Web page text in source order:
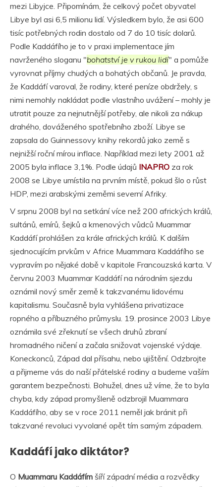
mezi Libyjce. Připomínám, že celkový počet obyvatel
Libye byl asi 6,5 milionu lidí. Výsledkem bylo, že asi 600
tisíc potřebných rodin dostalo od 7 do 10 tisíc dolarů.
Podle Kaddáfího je to v praxi implementace jím
navrženého sloganu "bohatství je v rukou lidí" a pomůže
vyrovnat příjmy chudých a bohatých občanů. Je pravda,
že Kaddáfí varoval, že rodiny, které peníze obdržely, s
nimi nemohly nakládat podle vlastního uvážení – mohly je
utratit pouze za nejnutnější potřeby, ale nikoli za nákup
drahého, dováženého spotřebního zboží. Libye se
zapsala do Guinnessovy knihy rekordů jako země s
nejnižší roční mírou inflace. Například mezi lety 2001 až
2005 byla inflace 3,1%. Podle údajů INAPRO za rok
2008 se Libye umístila na prvním místě, pokud šlo o růst
HDP, mezi arabskými zeměmi severní Afriky.
V srpnu 2008 byl na setkání více než 200 afrických králů,
sultánů, emírů, šejků a kmenových vůdců Muammar
Kaddáfí prohlášen za krále afrických králů. K dalším
sjednocujícím prvkům v Africe Muammara Kaddáfího se
vypravím po nějaké době v kapitole Francouzská karta. V
červnu 2003 Muammar Kaddáfí na národním sjezdu
oznámil nový směr země k takzvanému lidovému
kapitalismu. Současně byla vyhlášena privatizace
ropného a příbuzného průmyslu. 19. prosince 2003 Libye
oznámila své zřeknutí se všech druhů zbraní
hromadného ničení a začala snižovat vojenské výdaje.
Koneckonců, Západ dal přísahu, nebo ujištění. Odzbrojte
a přijmeme vás do naší přátelské rodiny a budeme vaším
garantem bezpečnosti. Bohužel, dnes už víme, že to byla
chyba, kdy západ promyšleně odzbrojil Muammara
Kaddáfího, aby se v roce 2011 neměl jak bránit při
takzvané revoluci vyvolané opět tím samým západem.
Kaddáfí jako diktátor?
O Muammaru Kaddáfím šíří západní média a rozvědky